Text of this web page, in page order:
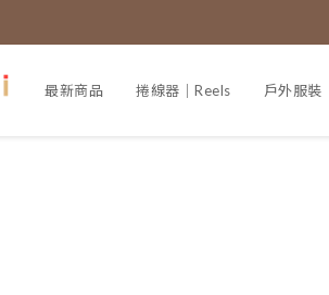
最新商品 捲線器｜Reels 戶外服裝